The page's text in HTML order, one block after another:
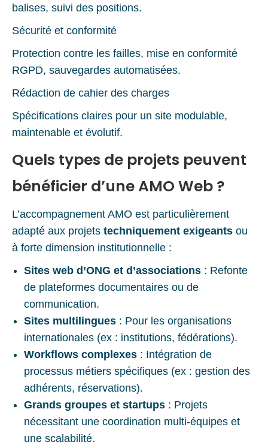
balises, suivi des positions.
Sécurité et conformité
Protection contre les failles, mise en conformité
RGPD, sauvegardes automatisées.
Rédaction de cahier des charges
Spécifications claires pour un site modulable,
maintenable et évolutif.
Quels types de projets peuvent
bénéficier d’une AMO Web ?
L’accompagnement AMO est particulièrement
adapté aux projets techniquement exigeants ou
à forte dimension institutionnelle :
Sites web d’ONG et d’associations : Refonte
de plateformes documentaires ou de
communication.
Sites multilingues : Pour les organisations
internationales (ex : institutions, fédérations).
Workflows complexes : Intégration de
processus métiers spécifiques (ex : gestion des
adhérents, réservations).
Grands groupes et startups : Projets
nécessitant une coordination multi-équipes et
une scalabilité.